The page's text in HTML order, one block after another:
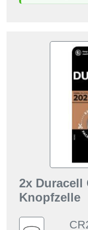
2x Duracell
Knopfzelle